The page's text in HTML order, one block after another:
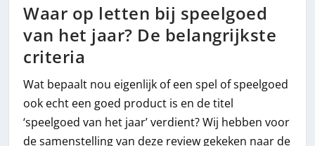
Waar op letten bij speelgoed
van het jaar? De belangrijkste
criteria
Wat bepaalt nou eigenlijk of een spel of speelgoed
ook echt een goed product is en de titel
‘speelgoed van het jaar’ verdient? Wij hebben voor
de samenstelling van deze review gekeken naar de